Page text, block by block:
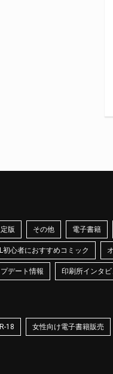
版 その他 電子書籍
初心者におすすめコミック
デート情報 印刷所インタ
18 女性向け電子書籍販売